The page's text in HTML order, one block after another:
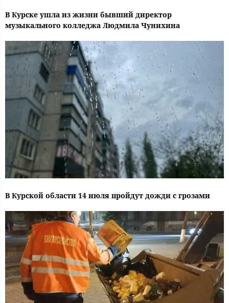
В Курске ушла из жизни бывший директор
музыкального колледжа Людмила Чунихина
В Курской области 14 июля пройдут дожди с грозами